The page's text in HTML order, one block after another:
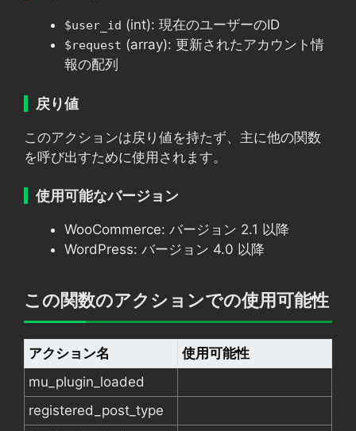
$user_id (int): 現在のユーザーのID
$request (array): 更新されたアカウント情
報の配列
戻り値
このアクションは戻り値を持たず、主に他の関数
を呼び出すために使用されます。
使用可能なバージョン
WooCommerce: バージョン 2.1 以降
WordPress: バージョン 4.0 以降
この関数のアクションでの使用可能性
アクション名
使用可能性
mu_plugin_loaded
registered_post_type